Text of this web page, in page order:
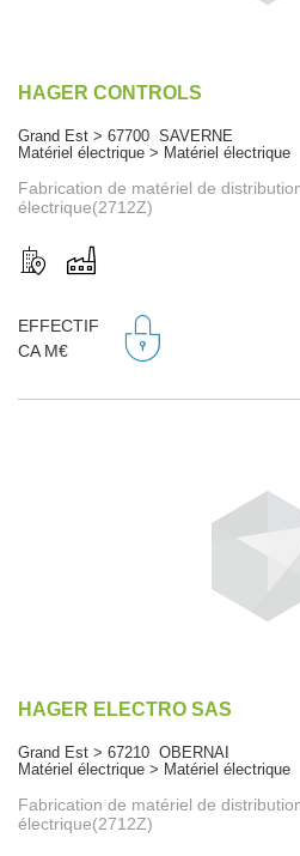
HAGER CONTROLS
Grand Est > 67700 SAVERNE
Matériel électrique > Matériel électrique
Fabrication de matériel de
électrique(2712Z)
EFFECTIF
CA M€
HAGER ELECTRO SAS
Grand Est > 67210 OBERNAI
Matériel électrique > Matériel électrique
Fabrication de matériel de
électrique(2712Z)